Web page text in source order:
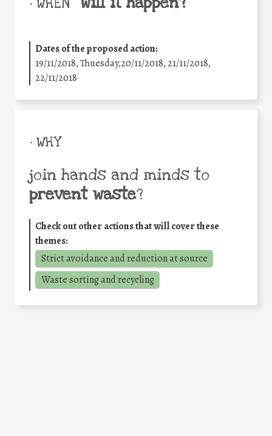
• WHEN
Dates of the proposed action:
19/11/2018, Thuesday,20/11/2018, 21/11/2018,
22/11/2018
• WHY
join hands and minds to
prevent waste?
Check out other actions that will cover these
themes:
Strict avoidance and reduction at source
Waste sorting and recycling